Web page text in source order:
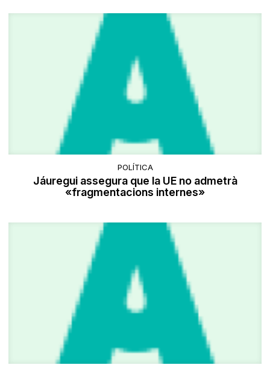
POLÍTICA
Jáuregui assegura que la UE no admetrà
«fragmentacions internes»